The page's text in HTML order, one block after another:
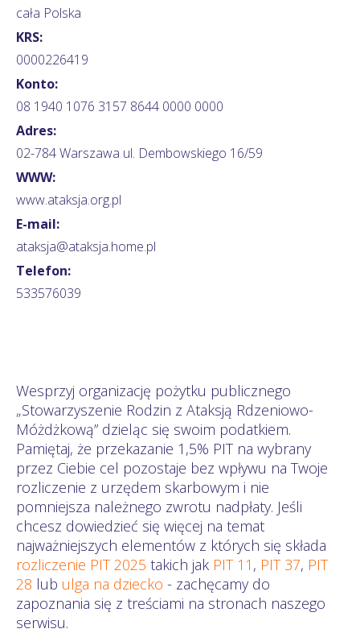
cała Polska
KRS:
0000226419
Konto:
08 1940 1076 3157 8644 0000 0000
Adres:
02-784 Warszawa ul. Dembowskiego 16/59
WWW:
www.ataksja.org.pl
E-mail:
ataksja@ataksja.home.pl
Telefon:
533576039
Wesprzyj organizację pożytku publicznego
„Stowarzyszenie Rodzin z Ataksją Rdzeniowo-
Móżdżkową” dzieląc się swoim podatkiem.
Pamiętaj, że przekazanie 1,5% PIT na wybrany
przez Ciebie cel pozostaje bez wpływu na Twoje
rozliczenie z urzędem skarbowym i nie
pomniejsza należnego zwrotu nadpłaty. Jeśli
chcesz dowiedzieć się więcej na temat
najważniejszych elementów z których się składa
rozliczenie PIT 2025 takich jak PIT 11 , PIT 37, PIT
28 lub ulga na dziecko - zachęcamy do
zapoznania się z treściami na stronach naszego
serwisu.